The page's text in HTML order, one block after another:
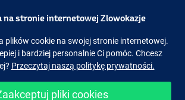
Facebook Instagram
na stronie internetowej Zlowokazje
plików cookie na swojej stronie internetowej.
i bardziej personalnie Ci pomóc. Chcesz
Przeczytaj naszą politykę prywatności.
pliki cookies